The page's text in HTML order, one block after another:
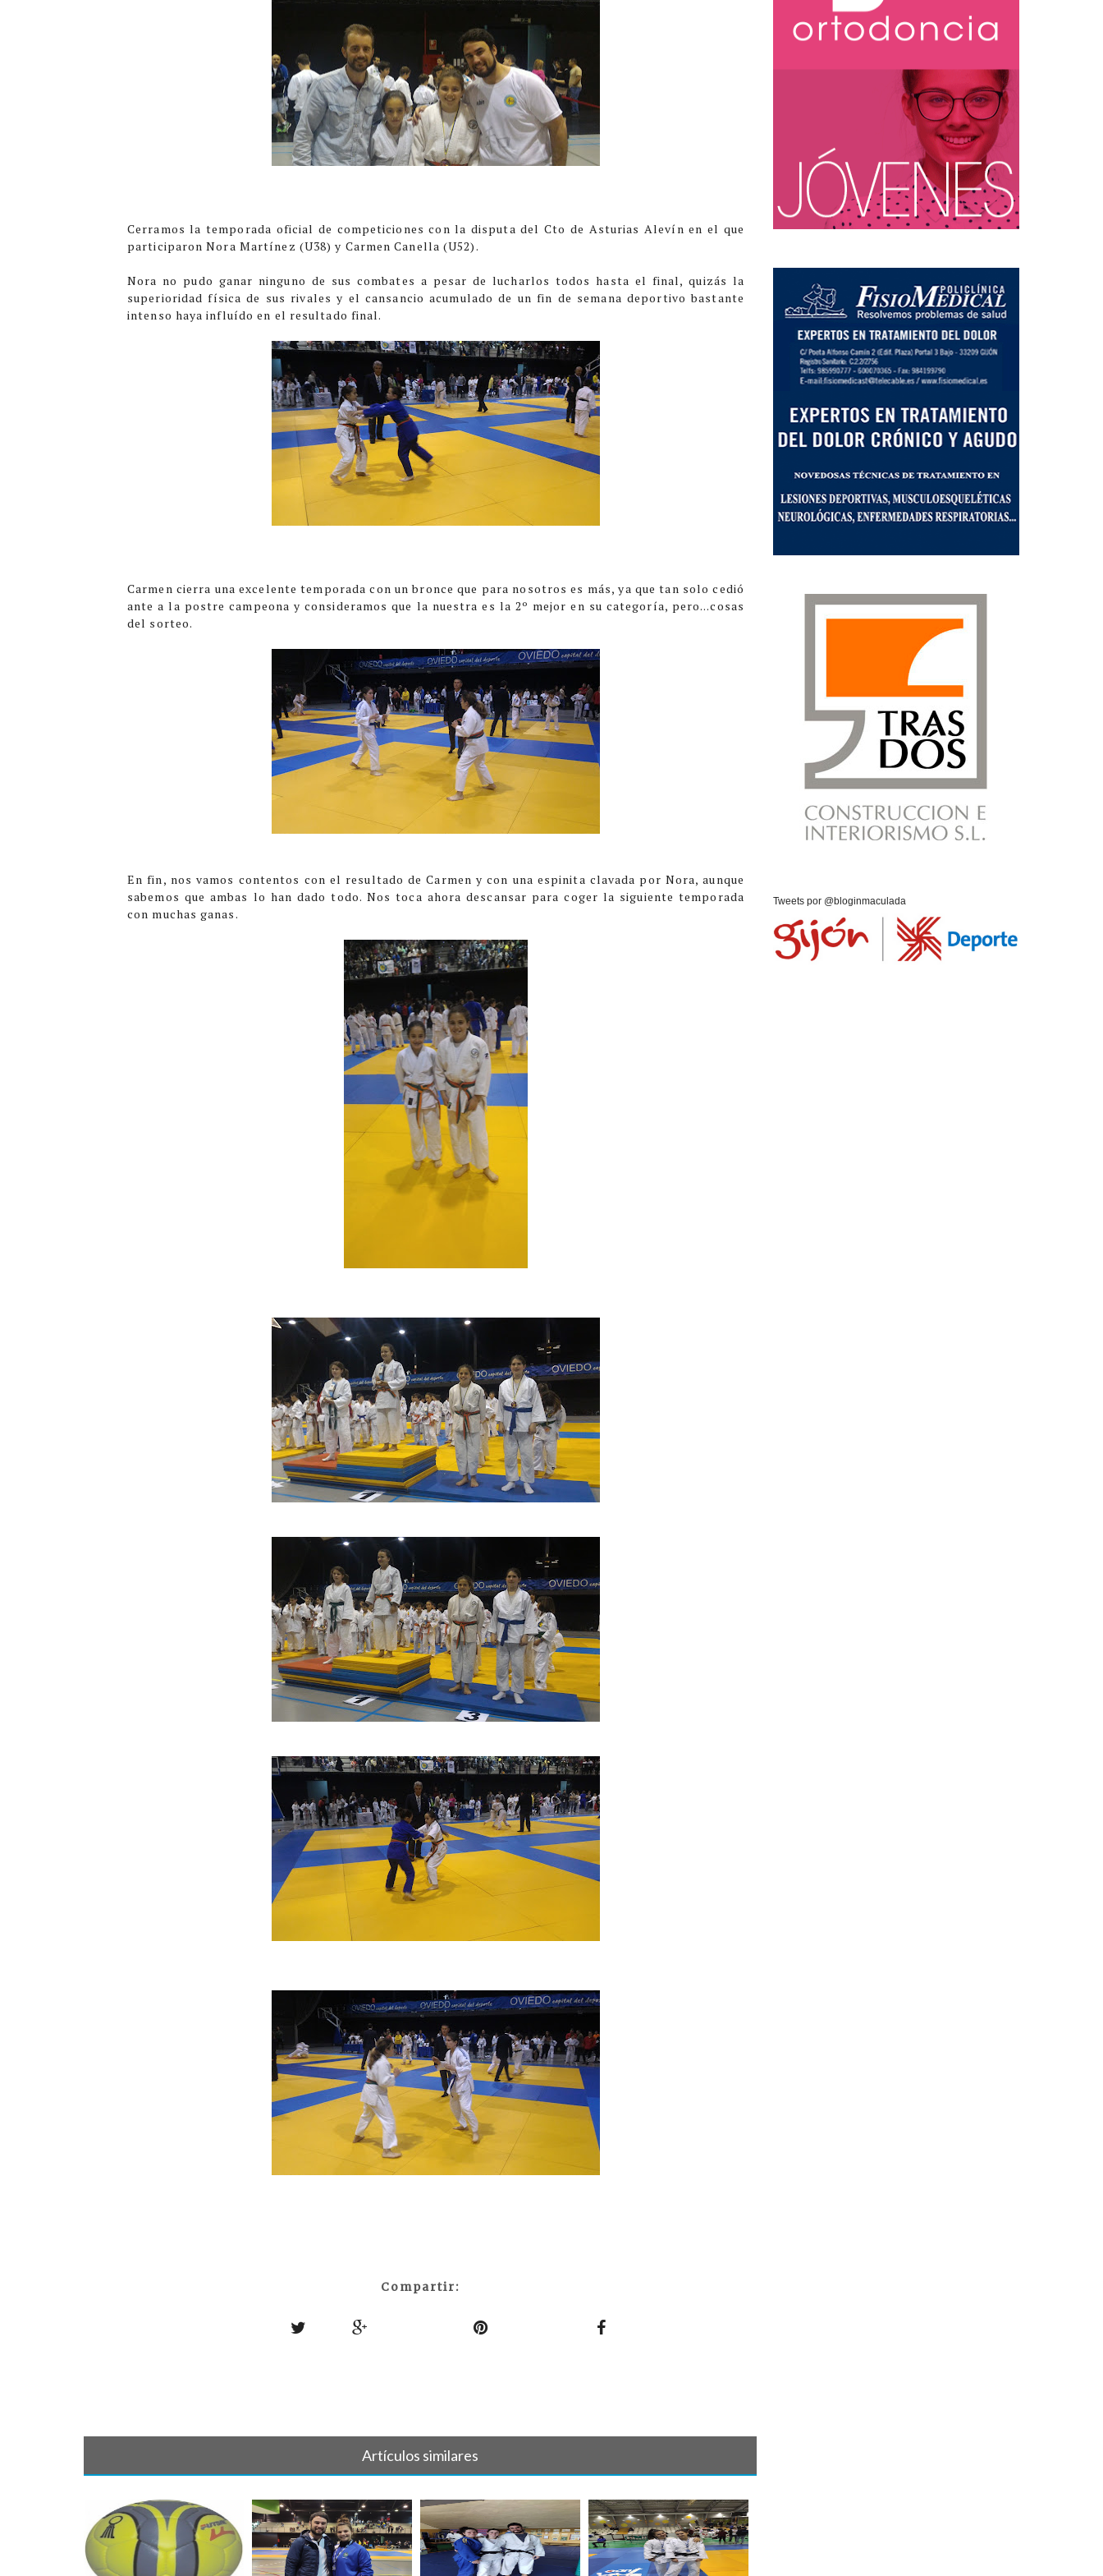
Cerramos la temporada oficial de competiciones con la disputa del Cto de Asturias Alevín en el que
participaron Nora Martínez (U38) y Carmen Canella (U52).
Nora no pudo ganar ninguno de sus combates a pesar de lucharlos todos hasta el final, quizás la
superioridad física de sus rivales y el cansancio acumulado de un fin de semana deportivo bastante
intenso haya influído en el resultado final.
Carmen cierra una excelente temporada con un bronce que para nosotros es más, ya que tan solo cedió
ante a la postre campeona y consideramos que la nuestra es la 2º mejor en su categoría, pero...cosas
del sorteo.
En fin, nos vamos contentos con el resultado de Carmen y con una espinita clavada por Nora, aunque
sabemos que ambas lo han dado todo. Nos toca ahora descansar para coger la siguiente temporada
con muchas ganas.
Compartir:
Artículos similares
Tweets por @bloginmaculada